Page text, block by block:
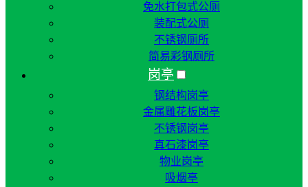
免水打包式公厕
装配式公厕
不锈钢厕所
简易彩钢厕所
岗亭
钢结构岗亭
金属雕花板岗亭
不锈钢岗亭
真石漆岗亭
物业岗亭
吸烟亭